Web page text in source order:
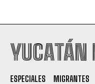
YUCATÁN
ESPECIALES MIGRANTES